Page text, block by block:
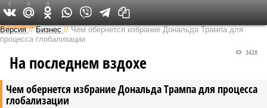
Федеральный выпуск
Версия //Бизнес //Чем обернется избрание Дональда Трампа для
процесса глобализации
Чем обернется избрание Дональда Трампа для процесса
глобализации
3428
На последнем вздохе
2 0 0